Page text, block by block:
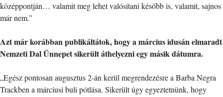
középpontján… valamit meg lehet valósítani később is, valamit, sajnos
már nem.”
Azt már korábban publikáltátok, hogy a március idusán elmaradt
Nemzeti Dal Ünnepet sikerült áthelyezni egy másik dátumra.
„Egész pontosan augusztus 2-án kerül megrendezésre a Barba Negra
Trackben a márciusi buli pótlása. Sikerült úgy egyeztetnünk, hogy